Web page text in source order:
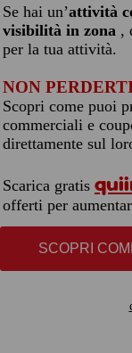
Se hai un’attività
visibilità in zona ,
per la tua attività.
NON
Scopri come puoi
commerciali e
direttamente sul
Scarica gratis
offerti per
SCOPRI